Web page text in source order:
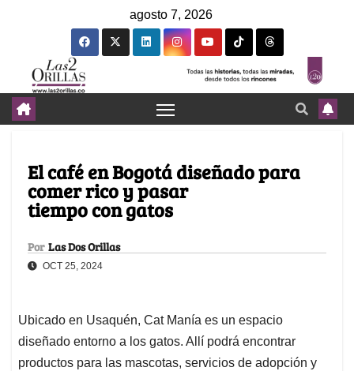
agosto 7, 2026
El café en Bogotá diseñado para
comer rico y pasar
tiempo con gatos
Por Las Dos Orillas
OCT 25, 2024
Ubicado en Usaquén, Cat Manía es un espacio
diseñado entorno a los gatos. Allí podrá encontrar
productos para las mascotas, servicios de adopción y